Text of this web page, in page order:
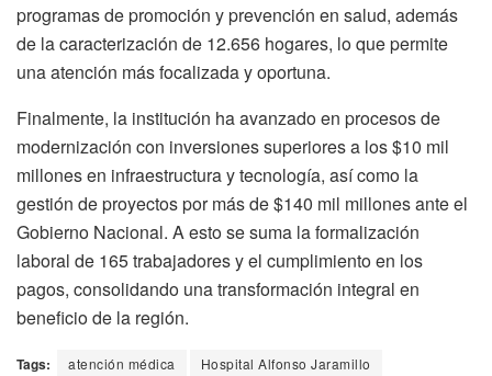
programas de promoción y prevención en salud, además
de la caracterización de 12.656 hogares, lo que permite
una atención más focalizada y oportuna.
Finalmente, la institución ha avanzado en procesos de
modernización con inversiones superiores a los $10 mil
millones en infraestructura y tecnología, así como la
gestión de proyectos por más de $140 mil millones ante el
Gobierno Nacional. A esto se suma la formalización
laboral de 165 trabajadores y el cumplimiento en los
pagos, consolidando una transformación integral en
beneficio de la región.
Tags: atención médica Hospital Alfonso Jaramillo